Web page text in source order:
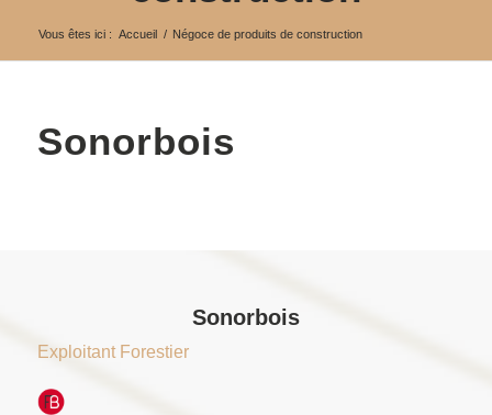
Vous êtes ici : Accueil / Négoce de produits de construction
Sonorbois
Sonorbois
Exploitant Forestier